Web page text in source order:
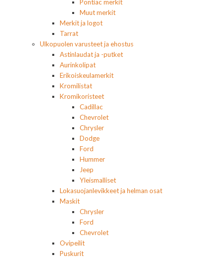
Pontiac merkit
Muut merkit
Merkit ja logot
Tarrat
Ulkopuolen varusteet ja ehostus
Astinlaudat ja -putket
Aurinkolipat
Erikoiskeulamerkit
Kromilistat
Kromikoristeet
Cadillac
Chevrolet
Chrysler
Dodge
Ford
Hummer
Jeep
Yleismalliset
Lokasuojanlevikkeet ja helman osat
Maskit
Chrysler
Ford
Chevrolet
Ovipeilit
Puskurit